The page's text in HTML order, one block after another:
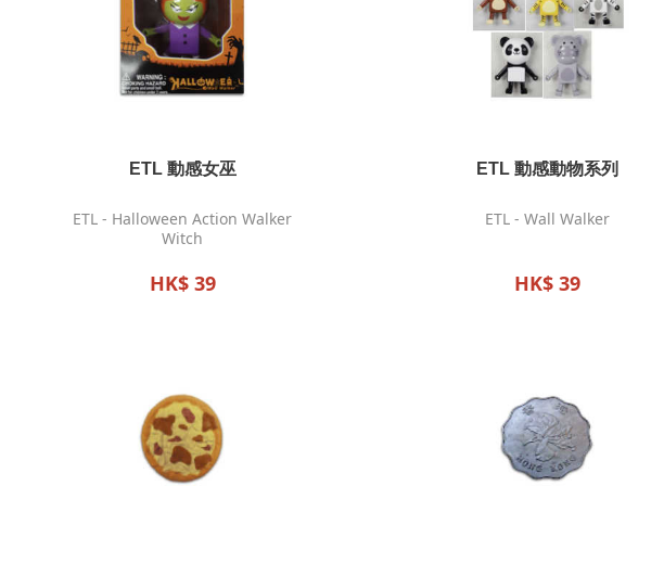
ETL 動感女巫
ETL - Halloween Action Walker
Witch
HK$ 39
ETL 動感動物系列
ETL - Wall Walker
HK$ 39